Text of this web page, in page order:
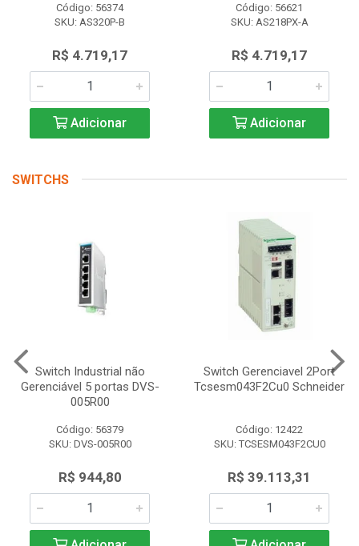
Código: 56374
SKU: AS320P-B
R$ 4.719,17
Adicionar
Código: 56621
SKU: AS218PX-A
R$ 4.719,17
Adicionar
SWITCHS
Switch Industrial não
Gerenciável 5 portas DVS-
005R00
Código: 56379
SKU: DVS-005R00
R$ 944,80
Switch Gerenciavel 2Port
Tcsesm043F2Cu0 Schneider
Código: 12422
SKU: TCSESM043F2CU0
R$ 39.113,31